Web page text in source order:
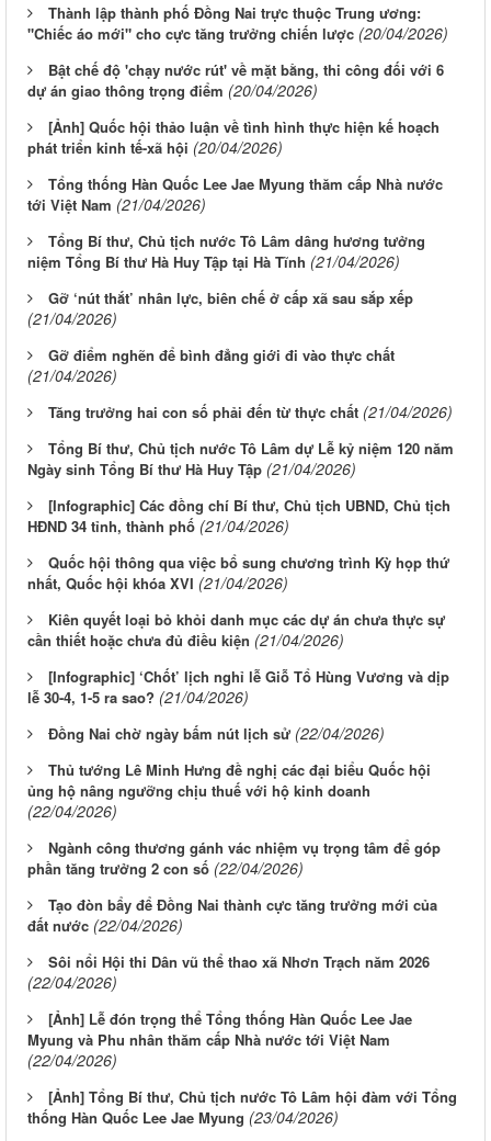
Thành lập thành phố Đồng Nai trực thuộc Trung ương:
"Chiếc áo mới" cho cực tăng trưởng chiến lược (20/04/2026)
Bật chế độ 'chạy nước rút' về mặt bằng, thi công đối với 6
dự án giao thông trọng điểm (20/04/2026)
[Ảnh] Quốc hội thảo luận về tình hình thực hiện kế hoạch
phát triển kinh tế-xã hội (20/04/2026)
Tổng thống Hàn Quốc Lee Jae Myung thăm cấp Nhà nước
tới Việt Nam (21/04/2026)
Tổng Bí thư, Chủ tịch nước Tô Lâm dâng hương tưởng
niệm Tổng Bí thư Hà Huy Tập tại Hà Tĩnh (21/04/2026)
Gỡ ‘nút thắt’ nhân lực, biên chế ở cấp xã sau sắp xếp
(21/04/2026)
Gỡ điểm nghẽn để bình đẳng giới đi vào thực chất
(21/04/2026)
Tăng trưởng hai con số phải đến từ thực chất (21/04/2026)
Tổng Bí thư, Chủ tịch nước Tô Lâm dự Lễ kỷ niệm 120 năm
Ngày sinh Tổng Bí thư Hà Huy Tập (21/04/2026)
[Infographic] Các đồng chí Bí thư, Chủ tịch UBND, Chủ tịch
HĐND 34 tỉnh, thành phố (21/04/2026)
Quốc hội thông qua việc bổ sung chương trình Kỳ họp thứ
nhất, Quốc hội khóa XVI (21/04/2026)
Kiên quyết loại bỏ khỏi danh mục các dự án chưa thực sự
cần thiết hoặc chưa đủ điều kiện (21/04/2026)
[Infographic] ‘Chốt’ lịch nghỉ lễ Giỗ Tổ Hùng Vương và dịp
lễ 30-4, 1-5 ra sao? (21/04/2026)
Đồng Nai chờ ngày bấm nút lịch sử (22/04/2026)
Thủ tướng Lê Minh Hưng đề nghị các đại biểu Quốc hội
ủng hộ nâng ngưỡng chịu thuế với hộ kinh doanh
(22/04/2026)
Ngành công thương gánh vác nhiệm vụ trọng tâm để góp
phần tăng trưởng 2 con số (22/04/2026)
Tạo đòn bẩy để Đồng Nai thành cực tăng trưởng mới của
đất nước (22/04/2026)
Sôi nổi Hội thi Dân vũ thể thao xã Nhơn Trạch năm 2026
(22/04/2026)
[Ảnh] Lễ đón trọng thể Tổng thống Hàn Quốc Lee Jae
Myung và Phu nhân thăm cấp Nhà nước tới Việt Nam
(22/04/2026)
[Ảnh] Tổng Bí thư, Chủ tịch nước Tô Lâm hội đàm với Tổng
thống Hàn Quốc Lee Jae Myung (23/04/2026)